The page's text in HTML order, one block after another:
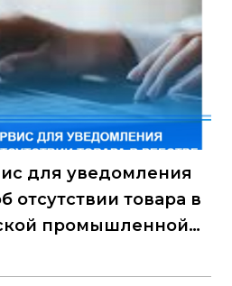
для уведомления
отсутствии товара в
промышленной